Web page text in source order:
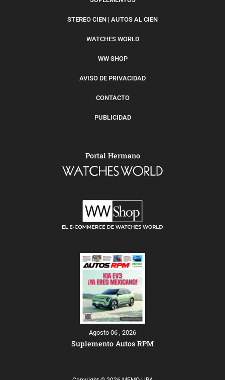
STEREO CIEN | AUTOS AL CIEN
WATCHES WORLD
WW SHOP
AVISO DE PRIVACIDAD
CONTACTO
PUBLICIDAD
Portal Hermano
Agosto 06 , 2026
Suplemento Autos RPM